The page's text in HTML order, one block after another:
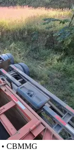
• CBMMG